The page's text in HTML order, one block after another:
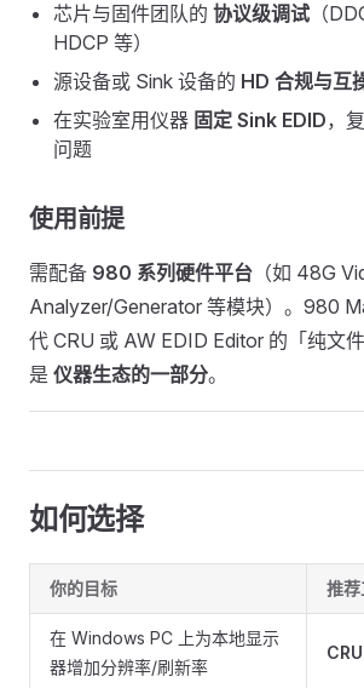
芯片与固件团队的 协议级调试 （
HDCP 等）
源设备或 Sink 设备的 HD 合规与互
在实验室用仪器 固定 Sink EDID，
问题
使用前提
需配备 980 系列硬件平台 （如 48G
Analyzer/Generator 等模块）。980
代 CRU 或 AW EDID Editor 的「纯文
是 仪器生态的一部分。
如何选择
你的目标 推
在 Windows PC 上为本地显示
器增加分辨率/刷新率
CRU